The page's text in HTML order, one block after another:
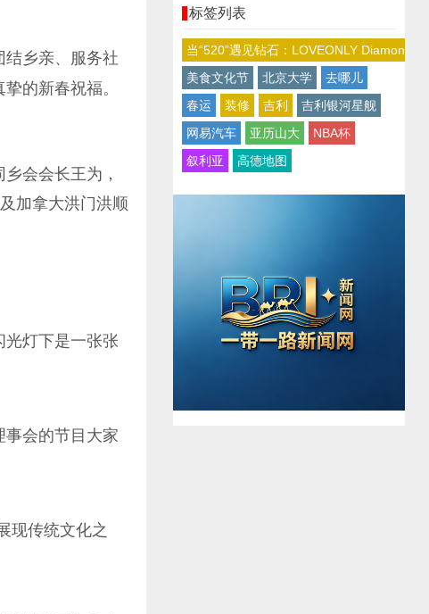
结乡亲、服务社
的新春祝福。
会会长王为，
加拿大洪门洪顺
光灯下是一张张
会的节目大家
现传统文化之
标签列表
当“520”遇见钻石：LOVEONLY Diamond
美食文化节
北京大学
去哪儿
春运
装修 吉利
吉利银河星舰
网易汽车
亚历山大
NBA杯
叙利亚
高德地图